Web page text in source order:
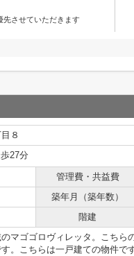
させていただきます
８
27分
管理費・共益費
築年月（築年数）
階建
マゴゴロヴィレッタ。こちら
。こちらは一戸建ての物件で